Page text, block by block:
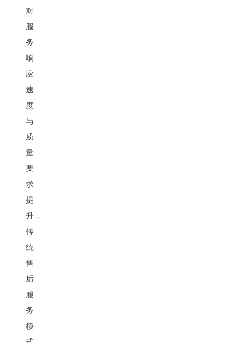
对
服
务
响
应
速
度
与
质
量
要
求
提
升，
传
统
售
后
服
务
模